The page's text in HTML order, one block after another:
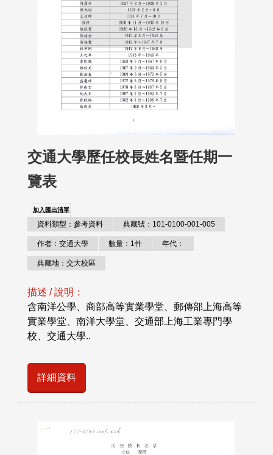
交通大學歷任校長姓名暨任期一
覽表
加入匯出清單
資料類型：參考資料 典藏號：101-0100-001-005
作者：交通大學 數量：1件 年代：
典藏地：交大校區
描述 / 說明：
含南洋公學、商部高等實業學堂、郵傳部上海高等
實業學堂、南洋大學堂、交通部上海工業專門學
校、交通大學..
詳細資料